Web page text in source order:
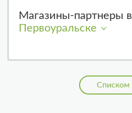
Магазины-партнеры в
Первоуральске
Списком